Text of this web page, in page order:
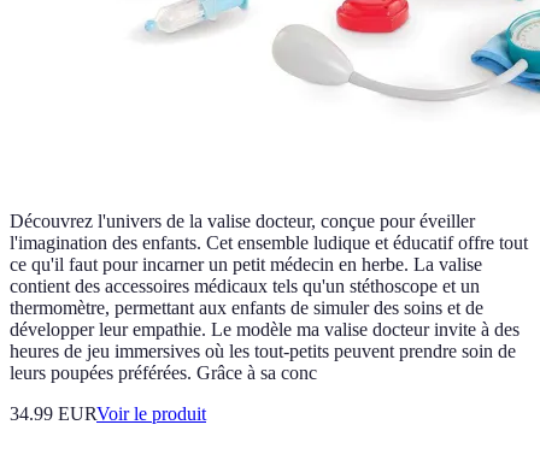
Découvrez l'univers de la valise docteur, conçue pour éveiller
l'imagination des enfants. Cet ensemble ludique et éducatif offre tout
ce qu'il faut pour incarner un petit médecin en herbe. La valise
contient des accessoires médicaux tels qu'un stéthoscope et un
thermomètre, permettant aux enfants de simuler des soins et de
développer leur empathie. Le modèle ma valise docteur invite à des
heures de jeu immersives où les tout-petits peuvent prendre soin de
leurs poupées préférées. Grâce à sa conc
34.99 EURVoir le produit